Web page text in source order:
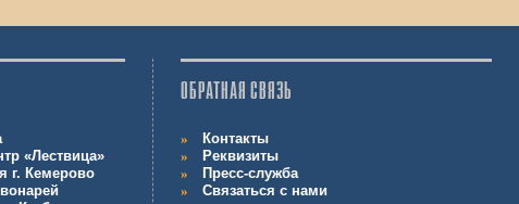
«Лествица»
г. Кемерово
ОБРАТНАЯ СВЯЗЬ
Контакты
Реквизиты
Пресс-служба
Связаться с нами